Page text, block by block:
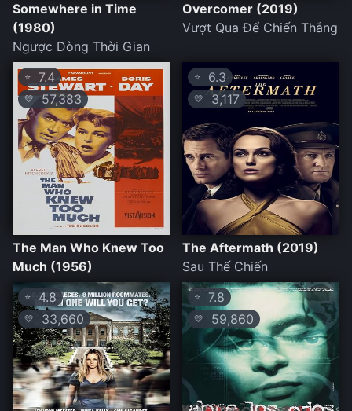
Somewhere in Time
(1980)
Ngược Dòng Thời Gian
Overcomer (2019)
Vượt Qua Để Chiến Thắng
⭐ 7.4
💛 57,383
The Man Who Knew Too
Much (1956)
⭐ 6.3
💛 3,117
The Aftermath (2019)
Sau Thế Chiến
⭐ 4.8
💛 33,660
⭐ 7.8
💛 59,860